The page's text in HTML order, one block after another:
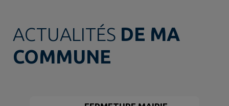
ACTUALITÉS DE MA
COMMUNE